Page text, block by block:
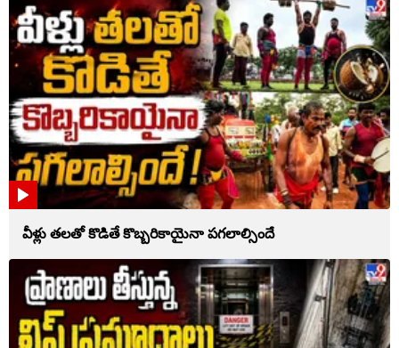
వీళ్లు తలతో కొడితే కొబ్బరికాయైనా పగలాల్సిందే